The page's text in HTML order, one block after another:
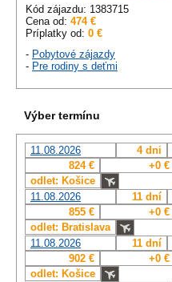
Kód zájazdu: 1383715
Cena od: 474 €
Príplatky od: 0 €
- Pobytové zájazdy
- Pre rodiny s deťmi
Výber termínu
11.08.2026 4 dni
824 €
+0 €
odlet: Košice
11.08.2026
11 dní
855 €
+0 €
odlet: Bratislava
11.08.2026
11 dní
902 €
+0 €
odlet: Košice